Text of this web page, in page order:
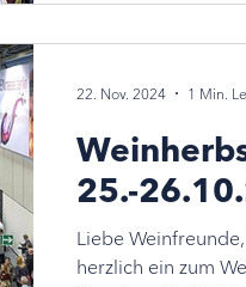
25.-
Liebe
herzlich ein zum
22. Nov. 2024 1 Min.